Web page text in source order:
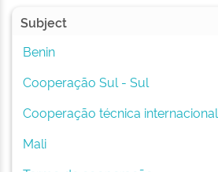
Subject
Benin
Cooperação Sul - Sul
Cooperação técnica internacional
Mali